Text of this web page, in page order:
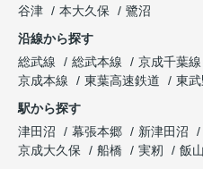
谷津
本大久保
鷺沼
沿線から探す
総武線
総武本線 京成千葉線
京成本線
東葉高速鉄道 東
駅から探す
津田沼
幕張本郷 新津田沼
京成大久保
船橋 実籾 飯